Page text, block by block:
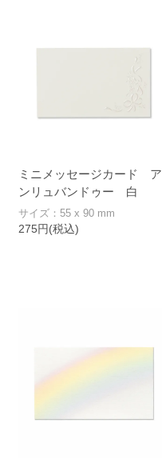
ミニメッセージカード ア
ンリュバンドゥー 白
サイズ：55 x 90 mm
275円(税込)